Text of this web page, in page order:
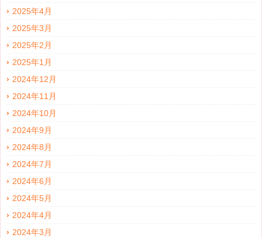
2025年4月
2025年3月
2025年2月
2025年1月
2024年12月
2024年11月
2024年10月
2024年9月
2024年8月
2024年7月
2024年6月
2024年5月
2024年4月
2024年3月